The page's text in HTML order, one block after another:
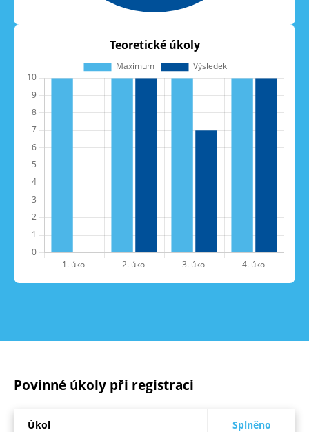
Povinné úkoly při registraci
Úkol Splněno